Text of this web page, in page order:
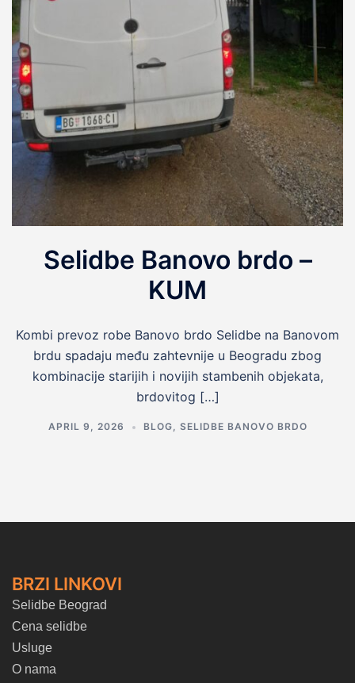
Selidbe Banovo brdo –
KUM
Kombi prevoz robe Banovo brdo Selidbe na Banovom
brdu spadaju među zahtevnije u Beogradu zbog
kombinacije starijih i novijih stambenih objekata,
brdovitog […]
APRIL 9, 2026 BLOG, SELIDBE BANOVO BRDO
BRZI LINKOVI
Selidbe Beograd
Cena selidbe
Usluge
O nama